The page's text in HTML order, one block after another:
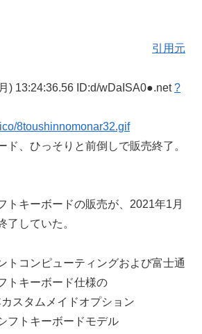
引用元
) 13:24:36.56 ID:d/wDaISA0●.net?
8toushinnomonar32.gif
ド、ひっそりと前倒しで販売終了。
キーボードの販売が、2021年1月
了していた。
コンピューティングおよび富士通
トキーボード仕様の
スタムメイドオプション
フトキーボードモデル